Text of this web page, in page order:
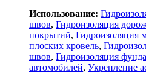
Использование:
швов, Гидроизоляция
покрытий, Гидроизоляция
плоских кровель,
швов, Гидроизоляция
автомобилей, Укрепление